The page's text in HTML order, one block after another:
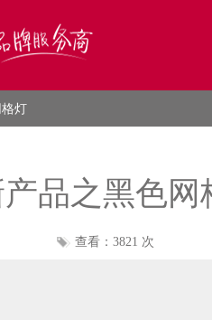
灯
品之黑色网
查看：3821 次